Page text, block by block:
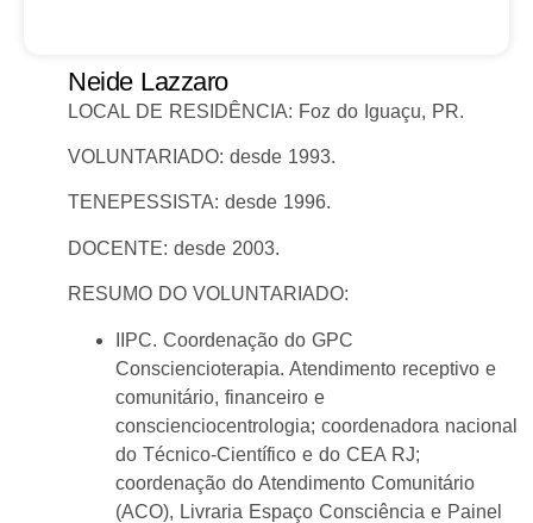
Neide Lazzaro
LOCAL DE RESIDÊNCIA: Foz do Iguaçu, PR.
VOLUNTARIADO: desde 1993.
TENEPESSISTA: desde 1996.
DOCENTE: desde 2003.
RESUMO DO VOLUNTARIADO:
IIPC. Coordenação do GPC
Consciencioterapia. Atendimento receptivo e
comunitário, financeiro e
conscienciocentrologia; coordenadora nacional
do Técnico-Científico e do CEA RJ;
coordenação do Atendimento Comunitário
(ACO), Livraria Espaço Consciência e Painel